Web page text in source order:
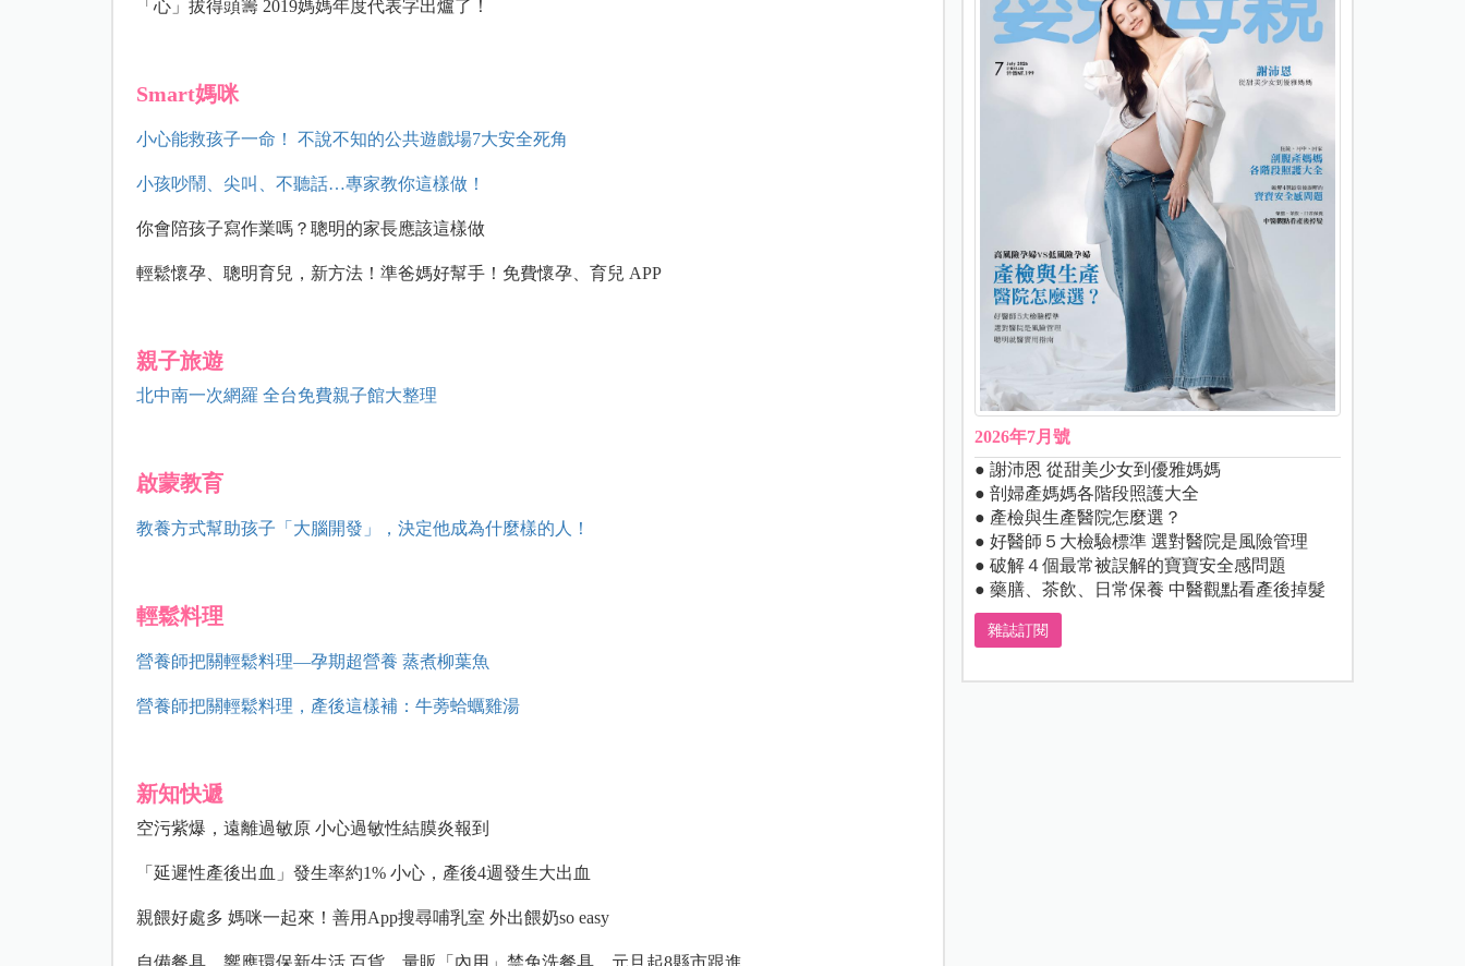
「心」拔得頭籌 2019媽媽年度代表字出爐了！
Smart媽咪
小心能救孩子一命！ 不說不知的公共遊戲場7大安全死角
小孩吵鬧、尖叫、不聽話…專家教你這樣做！
你會陪孩子寫作業嗎？聰明的家長應該這樣做
輕鬆懷孕、聰明育兒，新方法！準爸媽好幫手！免費懷孕、育兒 APP
親子旅遊
北中南一次網羅 全台免費親子館大整理
啟蒙教育
教養方式幫助孩子「大腦開發」，決定他成為什麼樣的人！
輕鬆料理
營養師把關輕鬆料理—孕期超營養 蒸煮柳葉魚
營養師把關輕鬆料理，產後這樣補：牛蒡蛤蠣雞湯
新知快遞
空污紫爆，遠離過敏原 小心過敏性結膜炎報到
「延遲性產後出血」發生率約1% 小心，產後4週發生大出血
親餵好處多 媽咪一起來！善用App搜尋哺乳室 外出餵奶so easy
2026年7月號
● 謝沛恩 從甜美少女到優雅媽媽
● 剖婦產媽媽各階段照護大全
● 產檢與生產醫院怎麼選？
● 好醫師５大檢驗標準 選對醫院是風險管理
● 破解４個最常被誤解的寶寶安全感問題
● 藥膳、茶飲、日常保養 中醫觀點看產後掉髮
雜誌訂閱